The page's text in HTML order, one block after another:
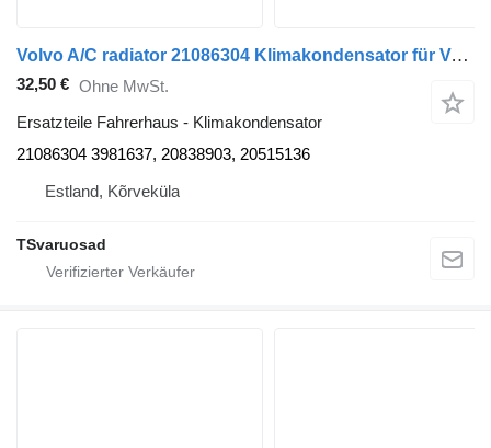
Volvo A/C radiator 21086304 Klimakondensator für Volvo FM9 Sattelzugmaschine
32,50 € Ohne MwSt.
Ersatzteile Fahrerhaus - Klimakondensator
21086304 3981637, 20838903, 20515136
Estland, Kõrveküla
TSvaruosad